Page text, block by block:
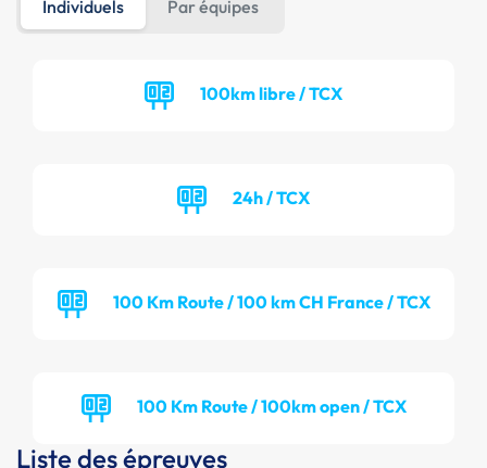
Individuels Par équipes
100km libre / TCX
24h / TCX
100 Km Route / 100 km CH France / TCX
100 Km Route / 100km open / TCX
Liste des épreuves